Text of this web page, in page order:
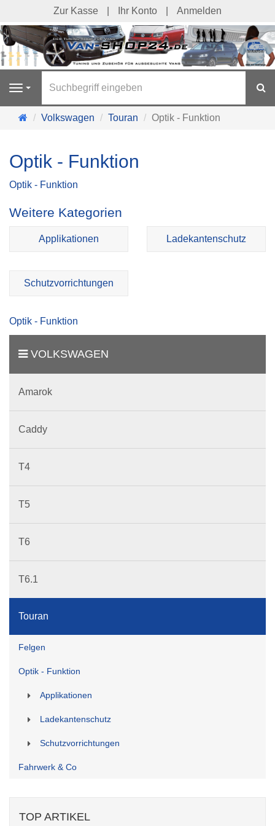
Zur Kasse Ihr Konto Anmelden
Navigation
Startseite
Volkswagen Touran Optik - Funktion
Optik - Funktion
Optik - Funktion
Weitere Kategorien
Applikationen Ladekantenschutz
Schutzvorrichtungen
Optik - Funktion
VOLKSWAGEN
Amarok
Caddy
T4
T5
T6
T6.1
Touran
Felgen
Optik - Funktion
Applikationen
Ladekantenschutz
Schutzvorrichtungen
Fahrwerk & Co
TOP ARTIKEL